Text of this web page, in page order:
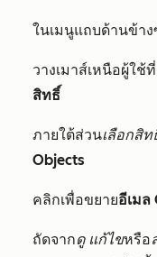
ในเมนูแถบด้านข้า
วางเมาส์เหนือผู้ใ
สิทธิ์
ภายใต้ส่วนเลือกสิท
Objects
คลิกเพื่อขยายอีเมล
ถัดจากดู แก้ไขหรือ